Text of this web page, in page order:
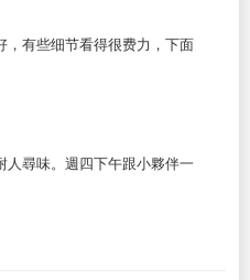
，有些细节看得很费力，下面
人尋味。週四下午跟小夥伴一